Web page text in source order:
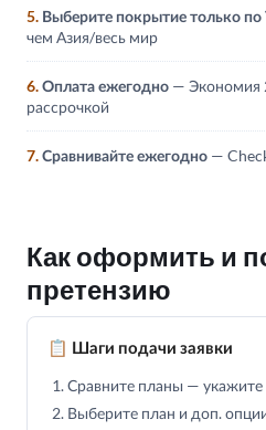
5. Выберите покрытие только по
чем Азия/весь мир
6.Оплата ежегодно — Экономия
рассрочкой
7.Сравнивайте ежегодно —
Как оформить и
претензию
📋 Шаги подачи заявки
Сравните планы — укажите
Выберите план и доп.